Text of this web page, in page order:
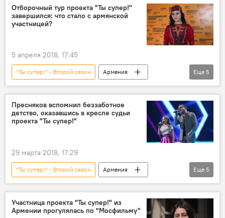
конкурс
конкурс "Ты супер!"
Отборочный тур проекта "Ты супер!"
завершился: что стало с армянской
участницей?
5 апреля 2018, 17:45
"Ты супер!" - Второй сезон
Армения
Общество
В мире
Россия
Культура
конкурс "Ты супер!"
Еще 5
Пресняков вспомнил беззаботное
детство, оказавшись в кресле судьи
проекта "Ты супер!"
29 марта 2018, 17:29
"Ты супер!" - Второй сезон
Армения
Общество
В мире
Россия
Владимир Пресняков
конкурс "Ты супер!"
Еще 5
Участница проекта "Ты супер!" из
Армении прогулялась по "Мосфильму"